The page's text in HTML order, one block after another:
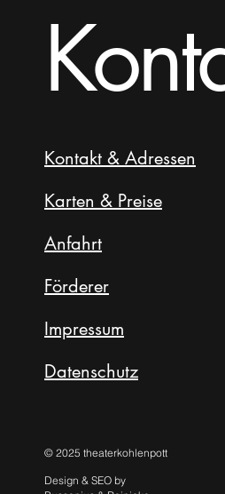
Kontakt & Adressen
Karten & Preise
Anfahrt
Förderer
Impressum
Datenschutz
© 2025 theaterkohlenpott
Design & SEO by